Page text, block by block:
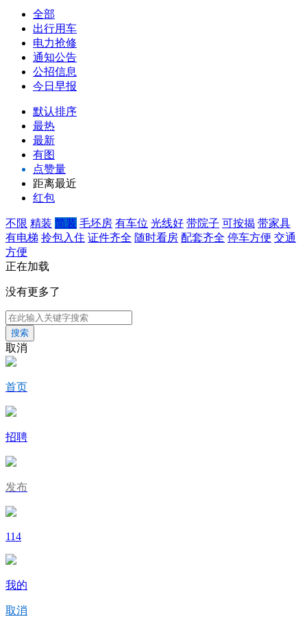
全部
出行用车
电力抢修
通知公告
公招信息
今日早报
默认排序
最热
最新
有图
点赞量
距离最近
红包
不限 精装 简装 毛坯房 有车位 光线好 带院子 可按揭 带家具
有电梯 拎包入住 证件齐全 随时看房 配套齐全 停车方便 交通
方便
正在加载
没有更多了
搜索
取消
首页
招聘
发布
114
我的
取消